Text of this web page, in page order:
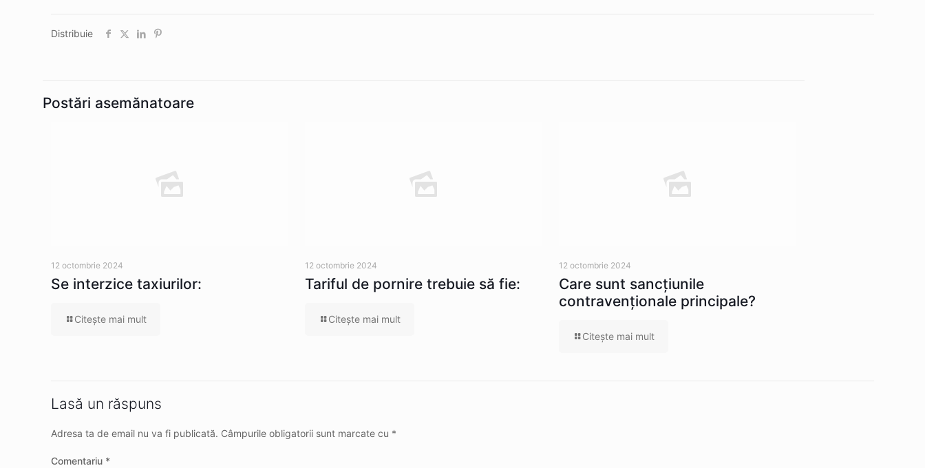
Distribuie
Postări asemănatoare
12 octombrie 2024
Se interzice taxiurilor:
Citeşte mai mult
12 octombrie 2024
Tariful de pornire trebuie să fie:
Citeşte mai mult
12 octombrie 2024
Care sunt sancţiunile
contravenţionale principale?
Citeşte mai mult
Lasă un răspuns
Adresa ta de email nu va fi publicată. Câmpurile obligatorii sunt marcate cu *
Comentariu *